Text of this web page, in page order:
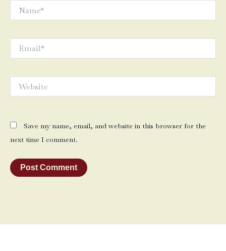
Save my name, email, and website in this browser for the
next time I comment.